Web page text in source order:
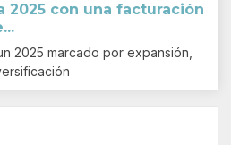
2025 con una facturación
2025 marcado por expansión,